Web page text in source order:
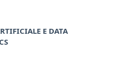
E DATA